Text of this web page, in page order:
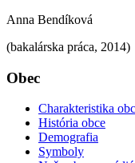
Anna Bendíková
(bakalárska práca, 2014)
Obec
Charakteristika
História obce
Demografia
Symboly